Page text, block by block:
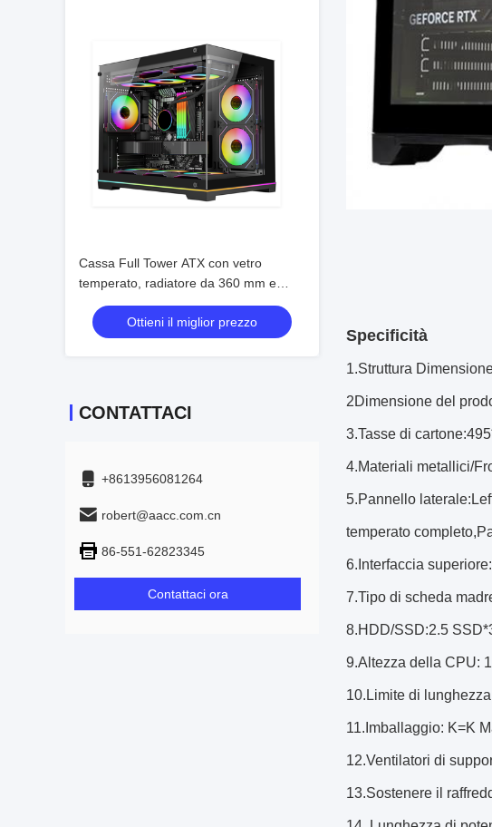
Cassa Full Tower ATX con vetro
temperato, radiatore da 360 mm e
supporto VGA a 5 slot
Ottieni il miglior prezzo
CONTATTACI
+8613956081264
robert@aacc.com.cn
86-551-62823345
Contattaci ora
Specificità
1.Struttura
2Dimensione del
3.Tasse di
4.Materiali metallici/
5.Pannello
temperato
6.Interfaccia
7.Tipo di scheda
8.HDD/SSD:2.5
9.Altezza della CPU:
10.Limite di
11.Imballaggio: K=K
12.Ventilatori di
13.Sostenere il